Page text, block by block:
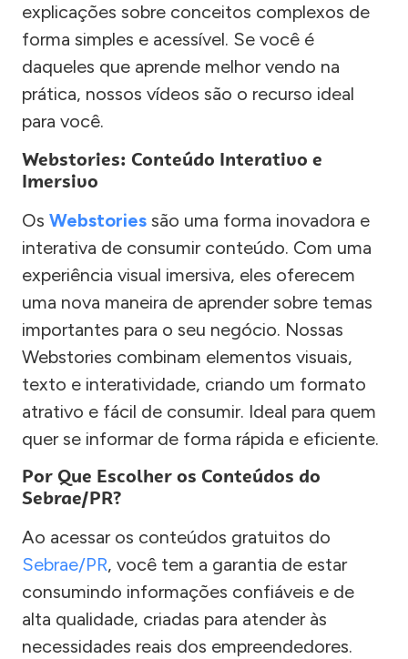
explicações sobre conceitos complexos de
forma simples e acessível. Se você é
daqueles que aprende melhor vendo na
prática, nossos vídeos são o recurso ideal
para você.
Webstories: Conteúdo Interativo e
Imersivo
Os Webstories são uma forma inovadora e
interativa de consumir conteúdo. Com uma
experiência visual imersiva, eles oferecem
uma nova maneira de aprender sobre temas
importantes para o seu negócio. Nossas
Webstories combinam elementos visuais,
texto e interatividade, criando um formato
atrativo e fácil de consumir. Ideal para quem
quer se informar de forma rápida e eficiente.
Por Que Escolher os Conteúdos do
Sebrae/PR?
Ao acessar os conteúdos gratuitos do
Sebrae/PR, você tem a garantia de estar
consumindo informações confiáveis e de
alta qualidade, criadas para atender às
necessidades reais dos empreendedores.